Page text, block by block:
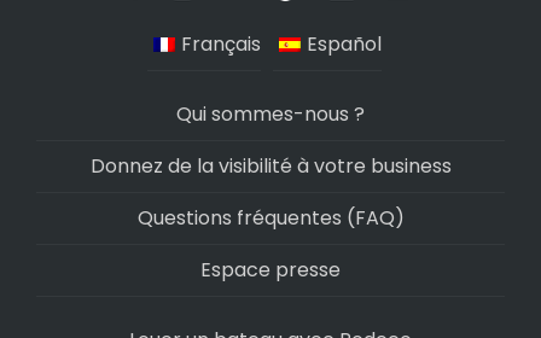
Français Español
Qui sommes-nous ?
Donnez de la visibilité à votre business
Questions fréquentes (FAQ)
Espace presse